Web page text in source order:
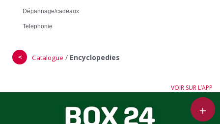
Dépannage/cadeaux
Telephonie
＜ Catalogue / Encyclopedies
VOIR SUR L’APP
＋